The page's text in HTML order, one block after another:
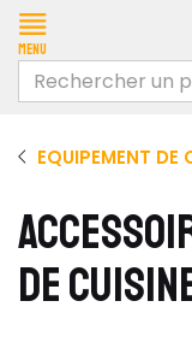
Menu
EQUIPEMENT DE
DE